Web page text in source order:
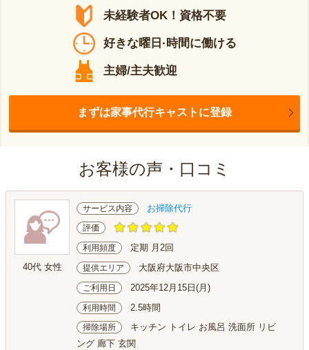
未経験者OK！資格不要
好きな曜日·時間に働ける
主婦/主夫歓迎
まずは家事代行キャストに登録
お客様の声・口コミ
40代 女性
サービス内容 お掃除代行
評価
利用頻度 定期 月2回
提供エリア 大阪府大阪市中央区
ご利用日 2025年12月15日(月)
利用時間 2.5時間
掃除場所
キッチン トイレ お風呂 洗面所 リビ
ング 廊下 玄関